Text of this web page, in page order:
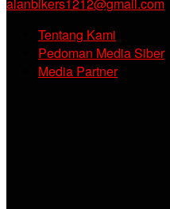
Tentang Kami
Pedoman Media Siber
Media Partner